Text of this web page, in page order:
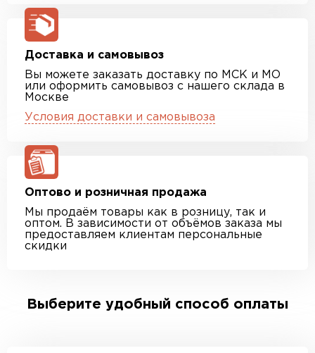
Доставка и самовывоз
Вы можете заказать доставку по МСК и МО
или оформить самовывоз с нашего склада в
Москве
Условия доставки и самовывоза
Оптово и розничная продажа
Мы продаём товары как в розницу, так и
оптом. В зависимости от объёмов заказа мы
предоставляем клиентам персональные
скидки
Выберите удобный способ оплаты